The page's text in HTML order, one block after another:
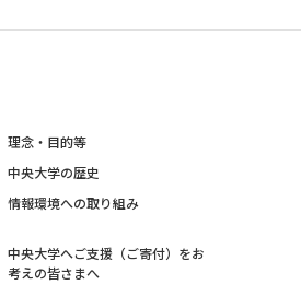
理念・目的等
中央大学の歴史
情報環境への取り組み
中央大学へご支援（ご寄付）をお
考えの皆さまへ